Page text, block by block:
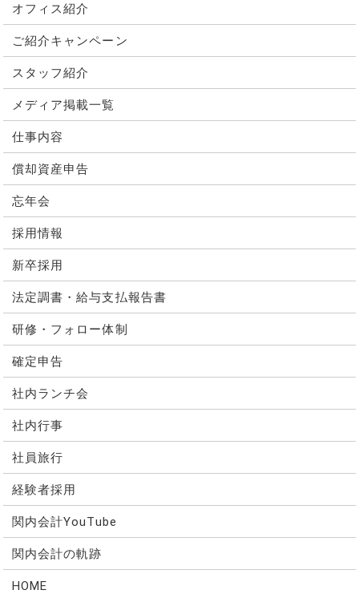
オフィス紹介
ご紹介キャンペーン
スタッフ紹介
メディア掲載一覧
仕事内容
償却資産申告
忘年会
採用情報
新卒採用
法定調書・給与支払報告書
研修・フォロー体制
確定申告
社内ランチ会
社内行事
社員旅行
経験者採用
関内会計YouTube
関内会計の軌跡
HOME